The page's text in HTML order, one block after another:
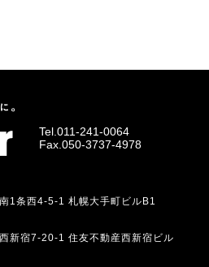
Tel. 011-241-0064
Fax.050-3737-4978
条西4-5-1 札幌大手町ビルB1
宿7-20-1 住友不動産西新宿ビル